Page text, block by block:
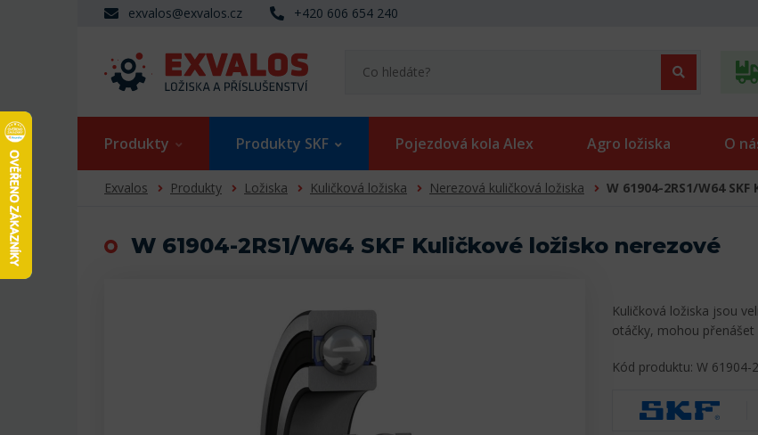
exvalos@exvalos.cz +420 606 654 240
Produkty Produkty SKF Pojezdová kola Alex Agro ložiska O
Exvalos Produkty Ložiska Kuličková ložiska Nerezová kuličková ložiska W 61904-2RS1/W64
W 61904-2RS1/W64 SKF Kuličkové ložisko nerezové
Kuličková ložiska jsou
otáčky, mohou
Kód produktu: W 61904-